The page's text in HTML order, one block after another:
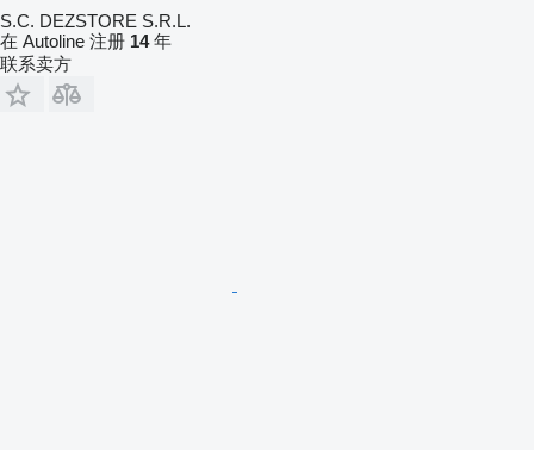
S.C. DEZSTORE S.R.L.
在 Autoline 注册 14年
联系卖方